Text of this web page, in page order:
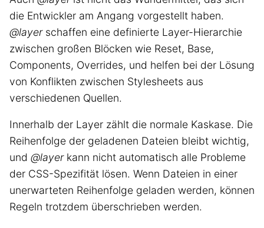
die Entwickler am Angang vorgestellt haben.
@layerschaffen eine definierte Layer-Hierarchie
zwischen großen Blöcken wie Reset, Base,
Components, Overrides, und helfen bei der Lösung
von Konflikten zwischen Stylesheets aus
verschiedenen Quellen.
Innerhalb der Layer zählt die normale Kaskase. Die
Reihenfolge der geladenen Dateien bleibt wichtig,
und @layerkann nicht automatisch alle Probleme
der CSS-Spezifität lösen. Wenn Dateien in einer
unerwarteten Reihenfolge geladen werden, können
Regeln trotzdem überschrieben werden.